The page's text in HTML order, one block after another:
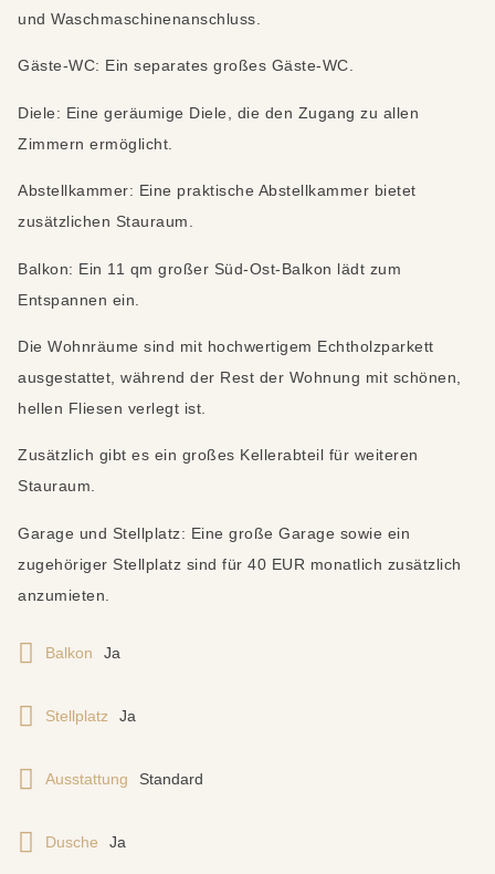
und Waschmaschinenanschluss.
Gäste-WC: Ein separates großes Gäste-WC.
Diele: Eine geräumige Diele, die den Zugang zu allen
Zimmern ermöglicht.
Abstellkammer: Eine praktische Abstellkammer bietet
zusätzlichen Stauraum.
Balkon: Ein 11 qm großer Süd-Ost-Balkon lädt zum
Entspannen ein.
Die Wohnräume sind mit hochwertigem Echtholzparkett
ausgestattet, während der Rest der Wohnung mit schönen,
hellen Fliesen verlegt ist.
Zusätzlich gibt es ein großes Kellerabteil für weiteren
Stauraum.
Garage und Stellplatz: Eine große Garage sowie ein
zugehöriger Stellplatz sind für 40 EUR monatlich zusätzlich
anzumieten.
Balkon Ja
Stellplatz Ja
Ausstattung Standard
Dusche Ja